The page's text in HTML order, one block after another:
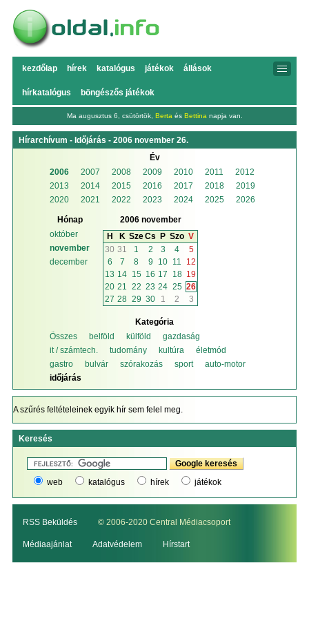
kezdőlap hírek katalógus játékok állások
hírkatalógus böngészős játékok
Ma augusztus 6, csütörtök, Berta és Bettina napja van.
Hírarchívum - Időjárás - 2006 november 26.
Év
2006
2007 2008 2009 2010 2011
2012
2013
2014 2015 2016 2017 2018
2019
2020
2021 2022 2023 2024 2025 2026
Hónap
október
november
december
2006 november
H
K SzeCs P Szo V
30 31 1 2 3 4
5
6
7 8 9 10 11
12
13 14 15 16 17 18 19
20 21 22 23 24 25 26
27 28 29 30 1 2 3
Kategória
Összes
belföld külföld
gazdaság
it / számtech.
tudomány kultúra
életmód
gastro
bulvár szórakozás sport
auto-motor
időjárás
A szűrés feltételeinek egyik hír sem felel meg.
Keresés
web katalógus hírek játékok
RSS Beküldés © 2006-2020 Central Médiacsoport
Médiaajánlat Adatvédelem Hírstart